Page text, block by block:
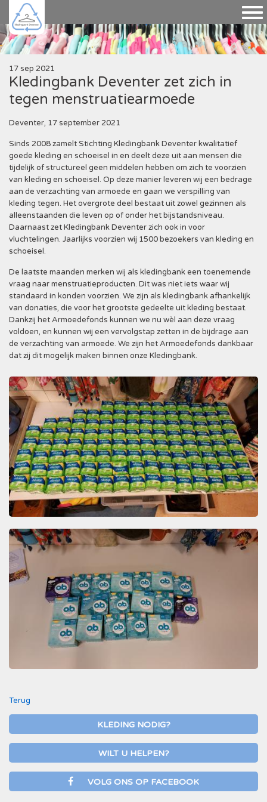
17 sep 2021
Kledingbank Deventer zet zich in
tegen menstruatiearmoede
Deventer, 17 september 2021
Sinds 2008 zamelt Stichting Kledingbank Deventer kwalitatief
goede kleding en schoeisel in en deelt deze uit aan mensen die
tijdelijk of structureel geen middelen hebben om zich te voorzien
van kleding en schoeisel. Op deze manier leveren wij een bedrage
aan de verzachting van armoede en gaan we verspilling van
kleding tegen. Het overgrote deel bestaat uit zowel gezinnen als
alleenstaanden die leven op of onder het bijstandsniveau.
Daarnaast zet Kledingbank Deventer zich ook in voor
vluchtelingen. Jaarlijks voorzien wij 1500 bezoekers van kleding en
schoeisel.
De laatste maanden merken wij als kledingbank een toenemende
vraag naar menstruatieproducten. Dit was niet iets waar wij
standaard in konden voorzien. We zijn als kledingbank afhankelijk
van donaties, die voor het grootste gedeelte uit kleding bestaat.
Dankzij het Armoedefonds kunnen we nu wèl aan deze vraag
voldoen, en kunnen wij een vervolgstap zetten in de bijdrage aan
de verzachting van armoede. We zijn het Armoedefonds dankbaar
dat zij dit mogelijk maken binnen onze Kledingbank.
Terug
KLEDING NODIG?
WILT U HELPEN?
VOLG ONS OP FACEBOOK